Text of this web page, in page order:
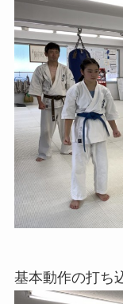
基本動作の打ち